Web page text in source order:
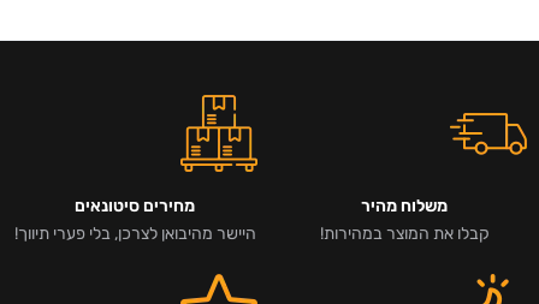
משלוח מהיר
קבלו את המוצר במהירות!
מחירים סיטונאים
היישר מהיבואן לצרכן, בלי פערי תיווך!